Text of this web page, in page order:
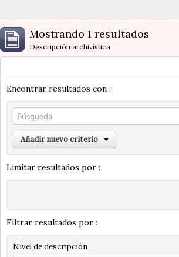
Mostrando 1 resultados
Descripción archivística
Encontrar resultados con :
Añadir nuevo criterio
Limitar resultados por :
Filtrar resultados por :
Nivel de descripción